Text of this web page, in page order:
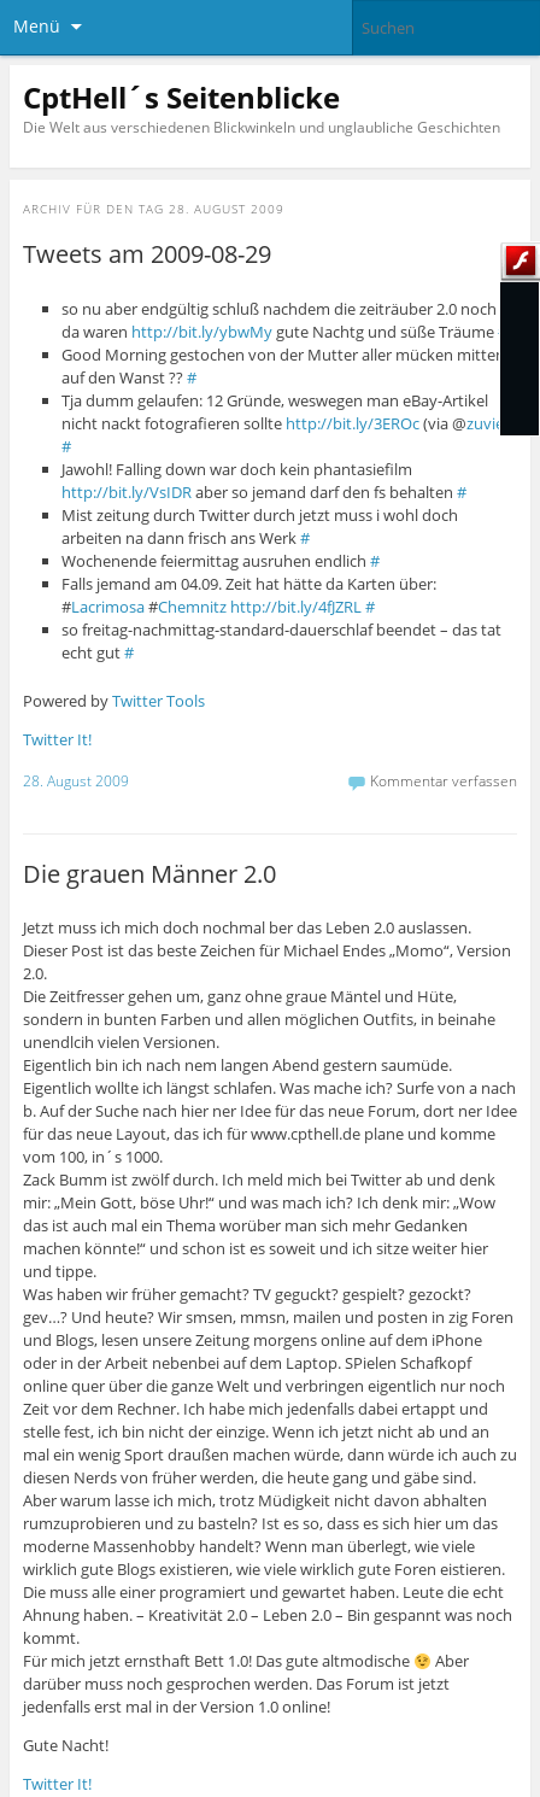
Menü
CptHell´s Seitenblicke
Die Welt aus verschiedenen Blickwinkeln und unglaubliche Geschichten
ARCHIV FÜR DEN TAG 28. AUGUST 2009
Tweets am 2009-08-29
so nu aber endgültig schluß nachdem die zeiträuber 2.0 noch
da waren http://bit.ly/ybwMy gute Nachtg und süße Träume#
Good Morning gestochen von der Mutter aller mücken mitten
auf den Wanst ??#
Tja dumm gelaufen: 12 Gründe, weswegen man eBay-Artikel
nicht nackt fotografieren sollte http://bit.ly/3EROc(via @zuviel
#
Jawohl! Falling down war doch kein phantasiefilm
http://bit.ly/VsIDRaber so jemand darf den fs behalten#
Mist zeitung durch Twitter durch jetzt muss i wohl doch
arbeiten na dann frisch ans Werk#
Wochenende feiermittag ausruhen endlich#
Falls jemand am 04.09. Zeit hat hätte da Karten über:
#Lacrimosa#Chemnitz http://bit.ly/4fJZRL#
so freitag-nachmittag-standard-dauerschlaf beendet – das tat
echt gut#
Powered byTwitter Tools
Twitter It!
28. August 2009 Kommentar verfassen
Die grauen Männer 2.0
Jetzt muss ich mich doch nochmal ber das Leben 2.0 auslassen.
Dieser Post ist das beste Zeichen für Michael Endes „Momo“, Version
2.0.
Die Zeitfresser gehen um, ganz ohne graue Mäntel und Hüte,
sondern in bunten Farben und allen möglichen Outfits, in beinahe
unendlcih vielen Versionen.
Eigentlich bin ich nach nem langen Abend gestern saumüde.
Eigentlich wollte ich längst schlafen. Was mache ich? Surfe von a nach
b. Auf der Suche nach hier ner Idee für das neue Forum, dort ner Idee
für das neue Layout, das ich für www.cpthell.de plane und komme
vom 100, in´s 1000.
Zack Bumm ist zwölf durch. Ich meld mich bei Twitter ab und denk
mir: „Mein Gott, böse Uhr!“ und was mach ich? Ich denk mir: „Wow
das ist auch mal ein Thema worüber man sich mehr Gedanken
machen könnte!“ und schon ist es soweit und ich sitze weiter hier
und tippe.
Was haben wir früher gemacht? TV geguckt? gespielt? gezockt?
gev…? Und heute? Wir smsen, mmsn, mailen und posten in zig Foren
und Blogs, lesen unsere Zeitung morgens online auf dem iPhone
oder in der Arbeit nebenbei auf dem Laptop. SPielen Schafkopf
online quer über die ganze Welt und verbringen eigentlich nur noch
Zeit vor dem Rechner. Ich habe mich jedenfalls dabei ertappt und
stelle fest, ich bin nicht der einzige. Wenn ich jetzt nicht ab und an
mal ein wenig Sport draußen machen würde, dann würde ich auch zu
diesen Nerds von früher werden, die heute gang und gäbe sind.
Aber warum lasse ich mich, trotz Müdigkeit nicht davon abhalten
rumzuprobieren und zu basteln? Ist es so, dass es sich hier um das
moderne Massenhobby handelt? Wenn man überlegt, wie viele
wirklich gute Blogs existieren, wie viele wirklich gute Foren eistieren.
Die muss alle einer programiert und gewartet haben. Leute die echt
Ahnung haben. – Kreativität 2.0 – Leben 2.0 – Bin gespannt was noch
kommt.
Für mich jetzt ernsthaft Bett 1.0! Das gute altmodische
Aber
darüber muss noch gesprochen werden. Das Forum ist jetzt
jedenfalls erst mal in der Version 1.0 online!
Gute Nacht!
Twitter It!